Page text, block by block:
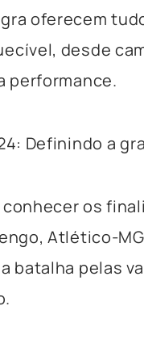
oferecem
desde
performance.
Definindo a
os
Atlético-
batalha pelas